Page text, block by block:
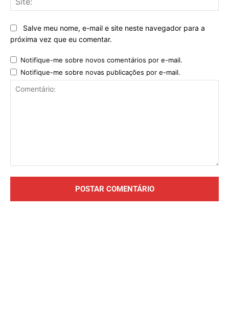
Salve meu nome, e-mail e site neste navegador para a
próxima vez que eu comentar.
Notifique-me sobre novos comentários por e-mail.
Notifique-me sobre novas publicações por e-mail.